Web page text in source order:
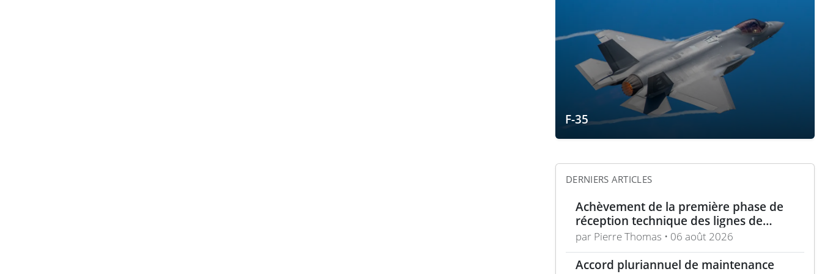
F-35
DERNIERS ARTICLES
Achèvement de la première phase de
réception technique des lignes de
production d’armement gros calibre
par Pierre Thomas • 06 août 2026
Accord pluriannuel de maintenance